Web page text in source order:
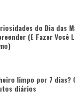
do Dia das
(E Fazer Você
limpo por 7 dias?
diários